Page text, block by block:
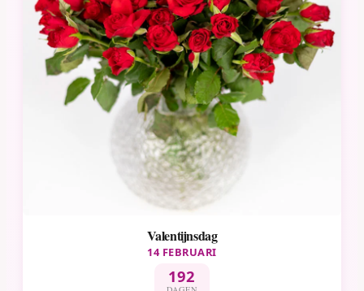
Valentijnsdag
14 FEBRUARI
192